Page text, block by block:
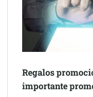
Regalos
importante